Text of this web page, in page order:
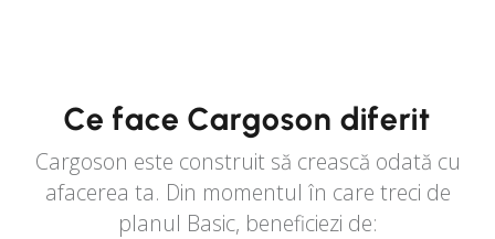
Ce face Cargoson diferit
Cargoson este construit să crească odată cu
afacerea ta. Din momentul în care treci de
planul Basic, beneficiezi de: